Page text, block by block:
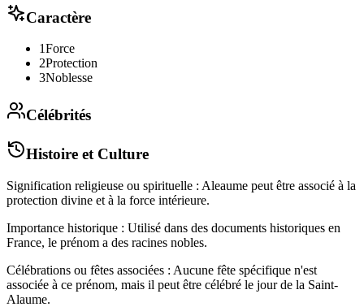
Caractère
1Force
2Protection
3Noblesse
Célébrités
Histoire et Culture
Signification religieuse ou spirituelle : Aleaume peut être associé à la
protection divine et à la force intérieure.
Importance historique : Utilisé dans des documents historiques en
France, le prénom a des racines nobles.
Célébrations ou fêtes associées : Aucune fête spécifique n'est
associée à ce prénom, mais il peut être célébré le jour de la Saint-
Alaume.